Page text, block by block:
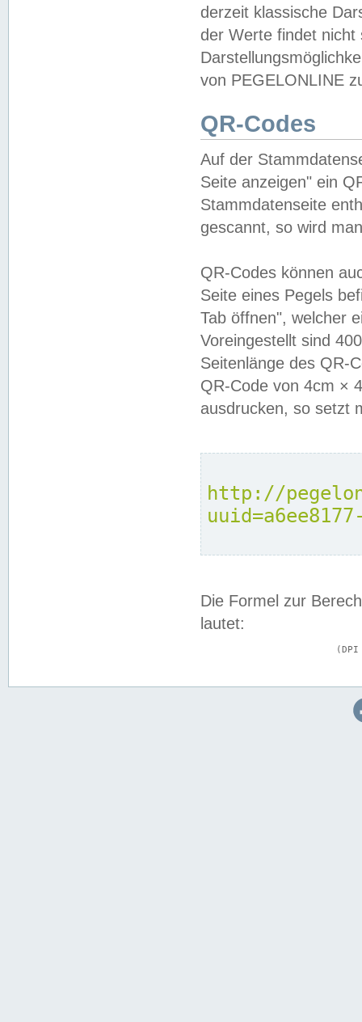
derzeit klassische
der Werte findet
von PEGELONLINE
QR-Codes
Auf der
Seite anzeigen" ein
Stammdatenseite
gescannt, so wird
QR-Codes können
Seite eines Pegels
Tab öffnen", welcher
Voreingestellt sind
Seitenlänge des QR-
QR-Code von 4cm ×
ausdrucken, so setzt
http://
Die Formel zur
lautet: